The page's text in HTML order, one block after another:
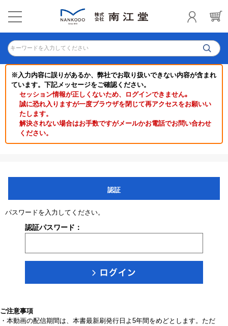
キーワードを入力してください
※入力内容に誤りがあるか、弊社でお取り扱いできない内容が含まれ
ています。下記メッセージをご確認ください。
セッション情報が正しくないため、ログインできません｡
誠に恐れ入りますが一度ブラウザを閉じて再アクセスをお願いい
たします。
解決されない場合はお手数ですがメールかお電話でお問い合わせ
ください。
認証
パスワードを入力してください。
認証パスワード：
ご注意事項
・本動画の配信期間は、本書最新刷発行日よ5年間をめどとします。ただ